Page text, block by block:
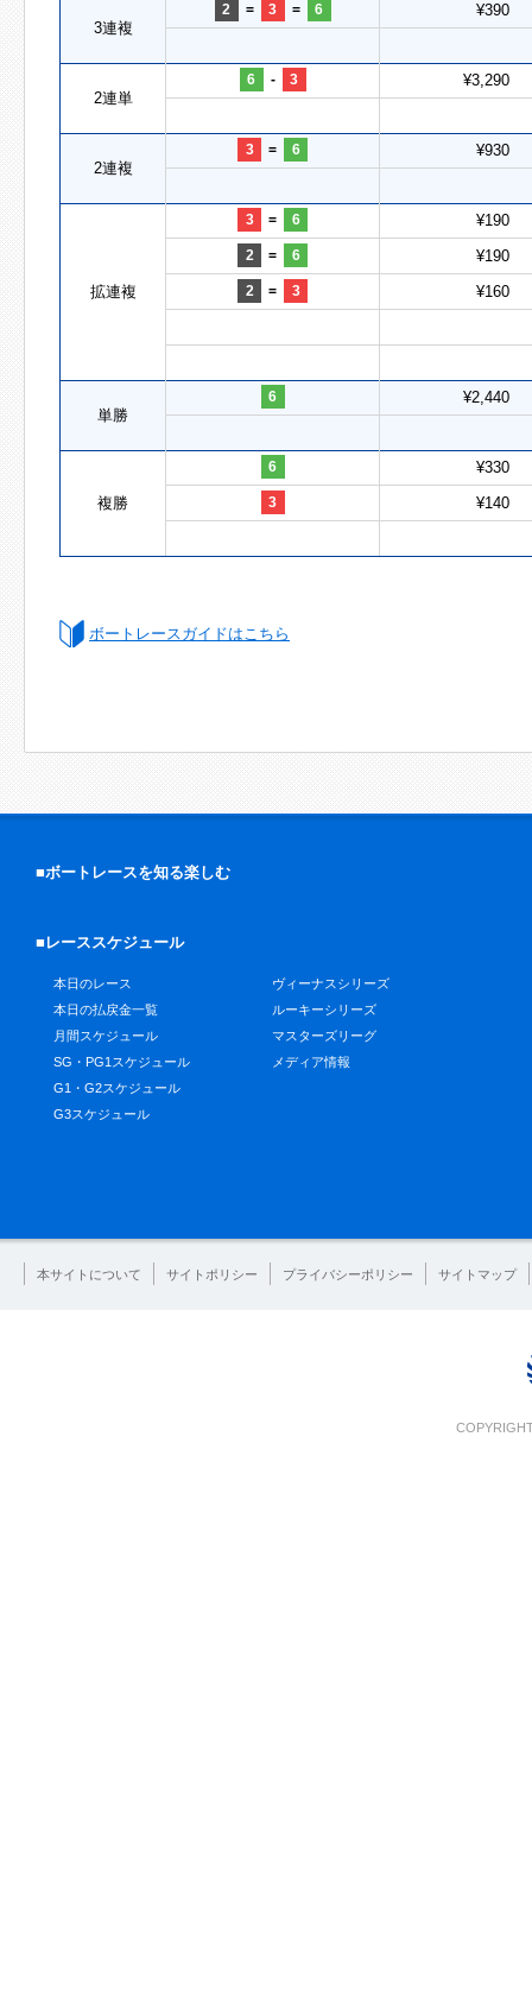
3連複
2 = 3 = 6 ¥390
2連単
6 - 3 ¥3,290
2連複
3 = 6 ¥930
拡連複
3 = 6 ¥190
2 = 6 ¥190
2 = 3 ¥160
単勝
6 ¥2,440
複勝
6 ¥330
3 ¥140
ボートレースガイドはこちら
■ボートレースを知る楽しむ
■レーススケジュール
本日のレース
本日の払戻金一覧
月間スケジュール
SG・PG1スケジュール
G1・G2スケジュール
G3スケジュール
ヴィーナスシリーズ
ルーキーシリーズ
マスターズリーグ
メディア情報
本サイトについて サイトポリシー プライバシーポリシー サイトマップ